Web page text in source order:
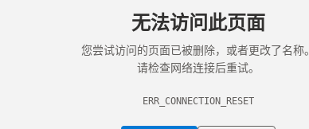
无法访问此页面
您尝试访问的页面已被删除，或者更改了名称。
请检查网络连接后重试。
ERR_CONNECTION_RESET